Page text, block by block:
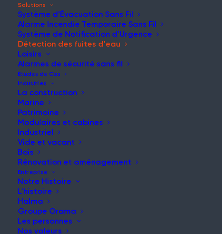
Solutions
Système d’Évacuation Sans Fil
Alarme Incendie Temporaire Sans Fil
Système de Notification d’Urgence
Détection des fuites d'eau
Loisirs
Alarmes de sécurité sans fil
Études de Cas
Industries
La construction
Marine
Patrimoine
Modulaires et cabines
Industriel
Vide et vacant
Bois
Rénovation et aménagement
Entreprise
Notre Histoire
L'histoire
Halma
Groupe Orama
Les personnes
Nos valeurs
DEMANDER UNE DÉMONSTRATION
Accueil Détection des fuites d'eau
INTRODUCTION